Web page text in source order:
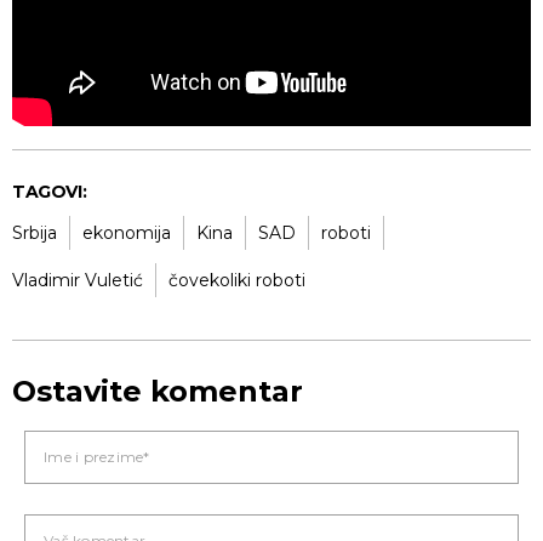
TAGOVI:
Srbija
ekonomija Kina SAD roboti
Vladimir Vuletić čovekoliki roboti
Ostavite komentar